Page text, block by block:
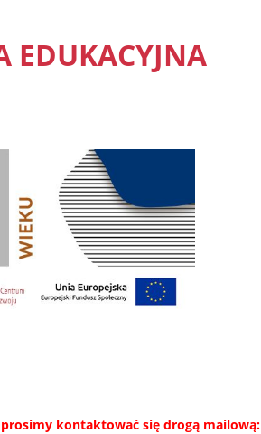
EDUKACYJNA
kontaktować się drogą mailową: